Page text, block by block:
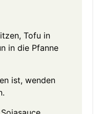
Tofu in
in die Pfanne
ist, wenden